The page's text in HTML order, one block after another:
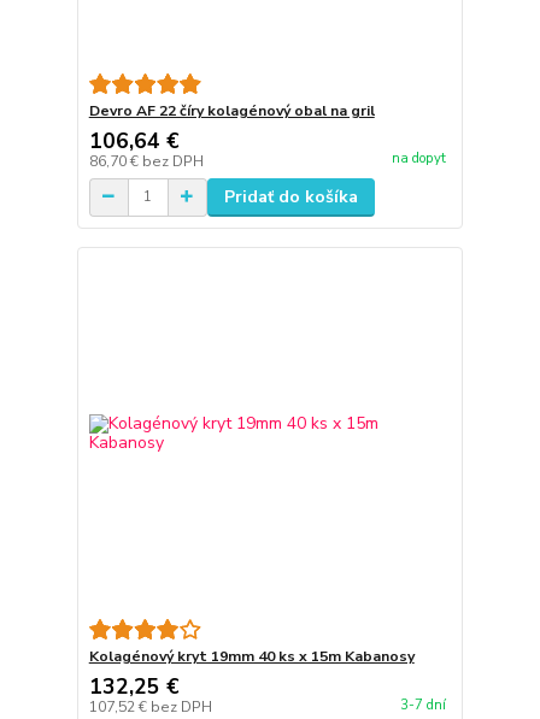
Devro AF 22 číry kolagénový obal na gril
106,64 €
86,70 € bez DPH na dopyt
Pridať do košíka
Kolagénový kryt 19mm 40 ks x 15m Kabanosy
132,25 €
107,52 € bez DPH 3-7 dní